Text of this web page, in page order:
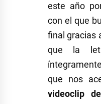
este año
con el que
final gracias
que la
que nos
videoclip